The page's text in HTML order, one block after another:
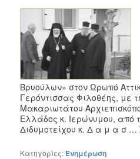
Βρυούλων» στον Ωρωπό
Γερόντισσας Φιλοθέης, με
Μακαριωτάτου
Ελλάδος κ. Ιερώνυμου, από
Διδυμοτείχου κ. Δ α μ α σ …
Κατηγορίες: Ενημέρωση